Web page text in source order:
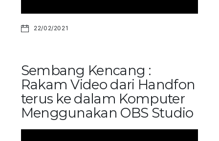
22/02/2021
Sembang Kencang :
Rakam Video dari Handfon
terus ke dalam Komputer
Menggunakan OBS Studio